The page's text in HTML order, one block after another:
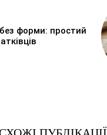
форми: простий
ПУБЛІКАЦІЇ